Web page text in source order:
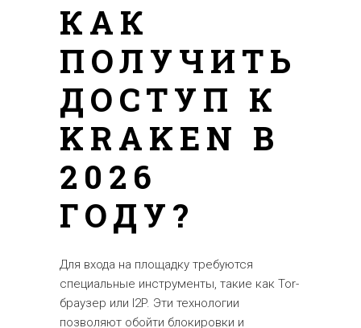
КАК
ПОЛУЧИТЬ
ДОСТУП К
KRAKEN В
2026
ГОДУ?
Для входа на площадку требуются
специальные инструменты, такие как Tor-
браузер или I2P. Эти технологии
позволяют обойти блокировки и